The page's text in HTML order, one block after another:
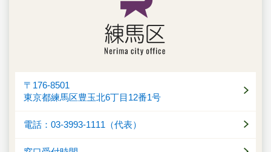
〒176-8501
東京都練馬区豊玉北6丁目12番1号
電話：03-3993-1111（代表）